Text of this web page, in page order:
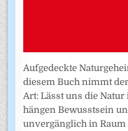
Aufgedeckte
diesem Buch nimmt
Art: Lässt uns die
hängen Bewusstsein
unvergänglich in Raum